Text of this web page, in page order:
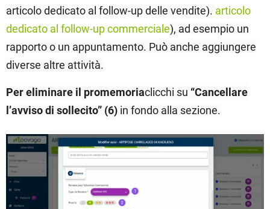
articolo dedicato al follow-up delle vendite). articolo
dedicato al follow-up commerciale), ad esempio un
rapporto o un appuntamento. Può anche aggiungere
diverse altre attività.
Per eliminare il promemoriaclicchi su “Cancellare
l’avviso di sollecito” (6) in fondo alla sezione.